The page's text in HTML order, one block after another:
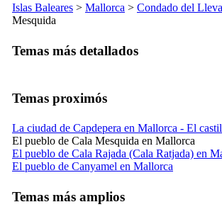
Islas Baleares > Mallorca > Condado del
Mesquida
Temas más detallados
Temas proximós
La ciudad de Capdepera en Mallorca - El
El pueblo de Cala Mesquida en Mallorca
El pueblo de Cala Rajada (Cala Ratjada) en
El pueblo de Canyamel en Mallorca
Temas más amplios